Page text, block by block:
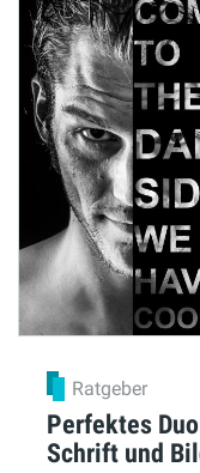
Ratgeber
Perfektes
Schrift und